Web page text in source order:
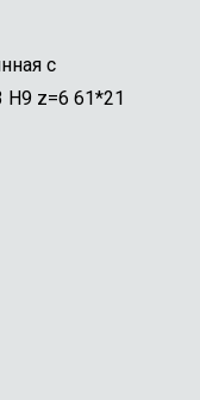
с
Н9 z=6 61*21